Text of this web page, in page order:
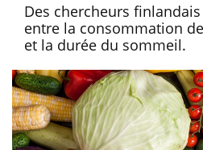
Des chercheurs
entre la consommation
et la durée du sommeil.